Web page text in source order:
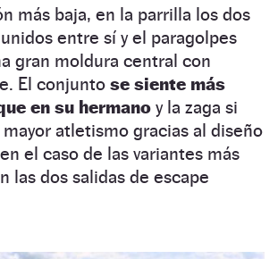
más baja, en la parrilla los dos
entre sí y el paragolpes
gran moldura central con
El conjunto se siente más
en su hermano y la zaga si
atletismo gracias al diseño
el caso de las variantes más
las dos salidas de escape